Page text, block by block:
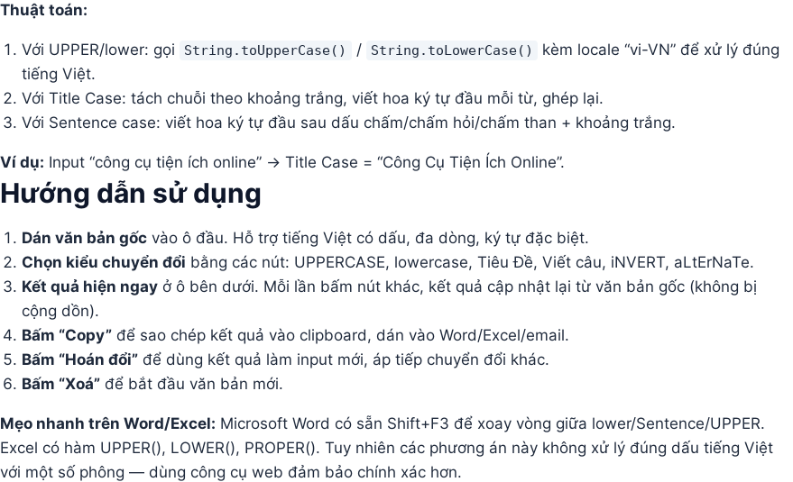
Thuật toán:
Với UPPER/lower: gọi String.toUpperCase() / String.toLowerCase()
kèm locale “vi-VN” để xử lý đúng
tiếng Việt.
Với Title Case: tách chuỗi theo khoảng trắng, viết hoa ký tự đầu mỗi từ, ghép lại.
Với Sentence case: viết hoa ký tự đầu sau dấu chấm/chấm hỏi/chấm than + khoảng trắng.
Ví dụ: Input “công cụ tiện ích online” → Title Case = “Công Cụ Tiện Ích Online”.
Hướng dẫn sử dụng
Dán văn bản gốc vào ô đầu. Hỗ trợ tiếng Việt có dấu, đa dòng, ký tự đặc biệt.
Chọn kiểu chuyển đổi bằng các nút: UPPERCASE, lowercase, Tiêu Đề, Viết câu, iNVERT, aLtErNaTe.
Kết quả hiện ngay ở ô bên dưới. Mỗi lần bấm nút khác, kết quả cập nhật lại từ văn bản gốc (không bị
cộng dồn).
Bấm “Copy” để sao chép kết quả vào clipboard, dán vào Word/Excel/email.
Bấm “Hoán đổi” để dùng kết quả làm input mới, áp tiếp chuyển đổi khác.
Bấm “Xoá” để bắt đầu văn bản mới.
Mẹo nhanh trên Word/Excel: Microsoft Word có sẵn Shift+F3 để xoay vòng giữa lower/Sentence/UPPER.
Excel có hàm UPPER(), LOWER(), PROPER(). Tuy nhiên các phương án này không xử lý đúng dấu tiếng Việt
với một số phông — dùng công cụ web đảm bảo chính xác hơn.